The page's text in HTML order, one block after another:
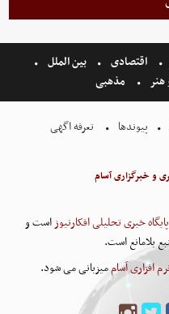
اقتصادی
بین الملل
مذهبی
پیوندها تعرفه اگهی
و خبرگزاری آسام
پایگاه خبری تحلیلی افکارنیوزاست و
بلامانع است.
افزاری آساممیزبانی می شود.